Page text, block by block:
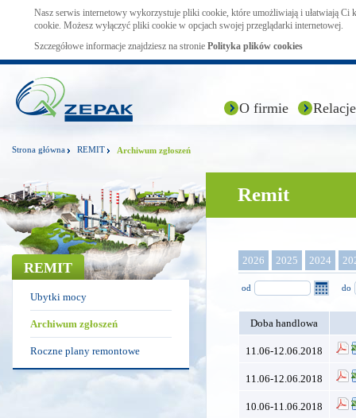
Nasz serwis internetowy wykorzystuje pliki cookie, które umożliwiają i ułatwiają Ci
cookie. Możesz wyłączyć pliki cookie w opcjach swojej przeglądarki internetowej.
Szczegółowe informacje znajdziesz na stronie Polityka plików cookies
O firmie
Strona główna REMIT Archiwum zgłoszeń
REMIT
Ubytki mocy
Archiwum zgłoszeń
Roczne plany remontowe
Remit
2026 2025 2024
od do
Doba handlowa
11.06-12.06.2018
11.06-12.06.2018
10.06-11.06.2018